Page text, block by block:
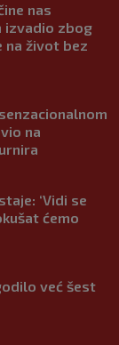
nas
izvadio zbog
na život bez
na
‘Vidi se
ćemo
već šest